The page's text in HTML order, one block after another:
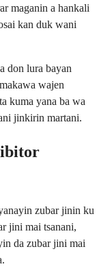
maganin a hankali
kan duk wani
don lura bayan
wajen
kuma yana ba wa
jinkirin martani.
zubar jinin ku
jini mai tsanani,
da zubar jini mai